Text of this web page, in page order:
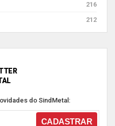
216
212
do SindMetal: